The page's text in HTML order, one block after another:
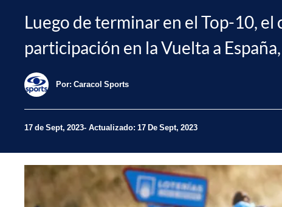
Luego de terminar en el Top-10,
participación en la Vuelta a
Por: Caracol Sports
17 de Sept, 2023 Actualizado: 17 De Sept, 2023